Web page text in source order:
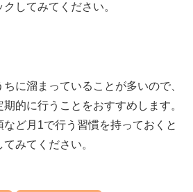
してみてください。
に溜まっていることが多いので、
的に行うことをおすすめします。
ど月1で行う習慣を持っておくと
みてください。